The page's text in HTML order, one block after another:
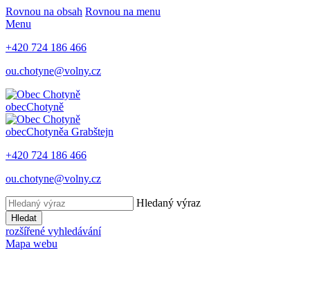
Rovnou na obsah Rovnou na menu
Menu
+420 724 186 466
ou.chotyne@volny.cz
obecChotyně
obecChotyněa Grabštejn
+420 724 186 466
ou.chotyne@volny.cz
Hledaný výraz
Hledat
rozšířené vyhledávání
Mapa webu